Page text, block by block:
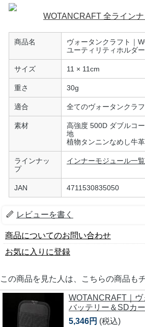
WOTANCRAFT 全ライン
商品名
ヴォータンクラフト｜
ユーティリティホルダ
サイズ 11 × 11cm
重さ 30g
適合 全てのヴォータンクラ
素材
高強度 500D ダブルコ
地
植物タンニンなめし牛
ラインナッ
プ
インナーモジュール一覧
JAN 4711530835050
レビューを書く
商品についてのお問い合わせ
お気に入りに登録
この商品を見た人は、こちらの商品も
WOTANCRAFT｜
バッテリー＆SDカ
5,346円 (税込)